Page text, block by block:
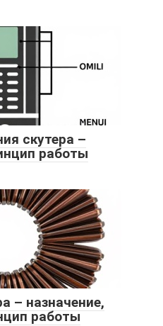
скутера –
работы
– назначение,
работы